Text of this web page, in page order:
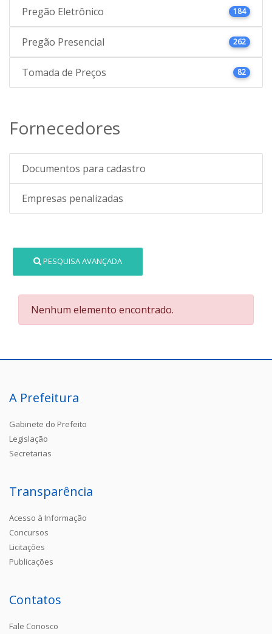
Pregão Eletrônico 184
Pregão Presencial 262
Tomada de Preços 82
Fornecedores
Documentos para cadastro
Empresas penalizadas
PESQUISA AVANÇADA
Nenhum elemento encontrado.
A Prefeitura
Gabinete do Prefeito
Legislação
Secretarias
Transparência
Acesso à Informação
Concursos
Licitações
Publicações
Contatos
Fale Conosco